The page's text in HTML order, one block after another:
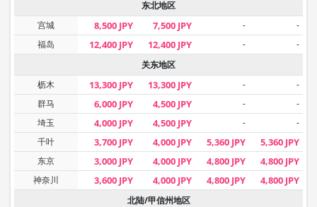
东北地区
宫城
8,500 JPY 7,500 JPY -
-
福岛
12,400 JPY 12,400 JPY -
-
关东地区
枥木
13,300 JPY 13,300 JPY -
-
群马
6,000 JPY 4,500 JPY -
-
埼玉
4,000 JPY 4,500 JPY -
-
千叶
3,700 JPY 4,000 JPY 5,360 JPY 5,360 JPY
东京 3,000 JPY 4,000 JPY 4,800 JPY 4,800 JPY
神奈川 3,600 JPY 4,000 JPY 4,800 JPY 4,800 JPY
北陆/甲信州地区